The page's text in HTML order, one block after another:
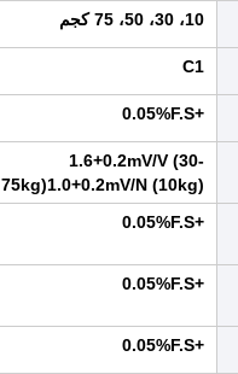
10، 30، 50، 75 كجم
C1
+0.05%F.S
1.6+0.2mV/V (30-
75kg)1.0+0.2mV/N (10kg)
+0.05%F.S
+0.05%F.S
+0.05%F.S